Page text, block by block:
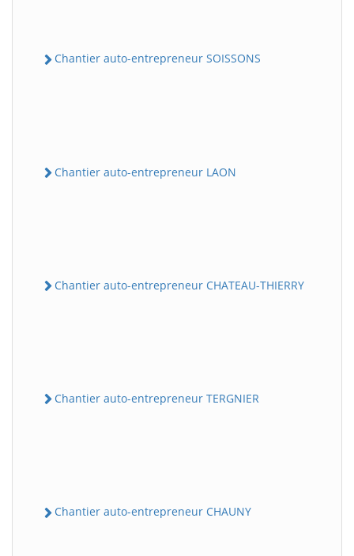
Chantier auto-entrepreneur SOISSONS
Chantier auto-entrepreneur LAON
Chantier auto-entrepreneur CHATEAU-THIERRY
Chantier auto-entrepreneur TERGNIER
Chantier auto-entrepreneur CHAUNY